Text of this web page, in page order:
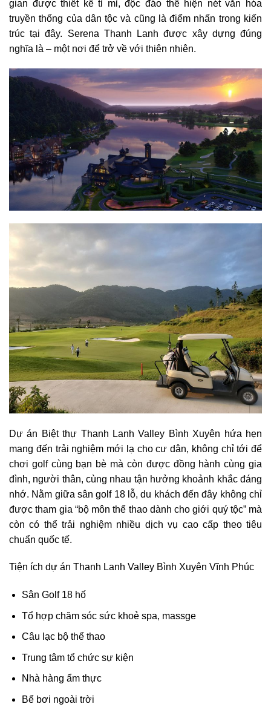
gian được thiết kế tỉ mỉ, độc đáo thể hiện nét văn hóa
truyền thống của dân tộc và cũng là điểm nhấn trong kiến
trúc tại đây. Serena Thanh Lanh được xây dựng đúng
nghĩa là – một nơi để trở về với thiên nhiên.
Dự án Biệt thự Thanh Lanh Valley Bình Xuyên hứa hẹn
mang đến trải nghiệm mới lạ cho cư dân, không chỉ tới để
chơi golf cùng bạn bè mà còn được đồng hành cùng gia
đình, người thân, cùng nhau tận hưởng khoảnh khắc đáng
nhớ. Nằm giữa sân golf 18 lỗ, du khách đến đây không chỉ
được tham gia “bộ môn thể thao dành cho giới quý tộc” mà
còn có thể trải nghiệm nhiều dịch vụ cao cấp theo tiêu
chuẩn quốc tế.
Tiện ích dự án Thanh Lanh Valley Bình Xuyên Vĩnh Phúc
Sân Golf 18 hố
Tổ hợp chăm sóc sức khoẻ spa, massge
Câu lạc bộ thể thao
Trung tâm tổ chức sự kiện
Nhà hàng ẩm thực
Bể bơi ngoài trời